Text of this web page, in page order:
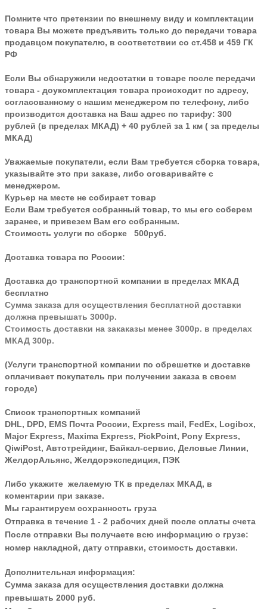
Помните что претензии по внешнему виду и комплектации
товара Вы можете предъявить только до передачи товара
продавцом покупателю, в соответствии со ст.458 и 459 ГК
РФ
Если Вы обнаружили недостатки в товаре после передачи
товара - доукомплектация товара происходит по адресу,
согласованному с нашим менеджером по телефону, либо
производится доставка на Ваш адрес по тарифу: 300
рублей (в пределах МКАД) + 40 рублей за 1 км ( за пределы
МКАД)
Уважаемые покупатели, если Вам требуется сборка товара,
указывайте это при заказе, либо оговаривайте с
менеджером.
Курьер на месте не собирает товар
Если Вам требуется собранный товар, то мы его соберем
заранее, и привезем Вам его собранным.
Стоимость услуги по сборке 500руб.
Доставка товара по России:
Доставка до транспортной компании в пределах МКАД
бесплатно
Сумма заказа для осуществления бесплатной доставки
должна превышать 3000р.
Стоимость доставки на закаказы менее 3000р. в пределах
МКАД 300р.
(Услуги транспортной компании по обрешетке и доставке
оплачивает покупатель при получении заказа в своем
городе)
Список транспортных компаний
DHL, DPD, EMS Почта России, Express mail, FedEx, Logibox,
Major Express, Maxima Express, PickPoint, Pony Express,
QiwiPost, Автотрейдинг, Байкал-сервис, Деловые Линии,
ЖелдорАльянс, Желдорэкспедиция, ПЭК
Либо укажите желаемую ТК в пределах МКАД, в
коментарии при заказе.
Мы гарантируем сохранность груза
Отправка в течение 1 - 2 рабочих дней после оплаты счета
После отправки Вы получаете всю информацию о грузе:
номер накладной, дату отправки, стоимость доставки.
Дополнительная информация:
Сумма заказа для осуществления доставки должна
превышать 2000 руб.